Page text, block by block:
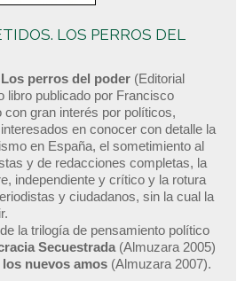
LOS PERROS DEL
perros del poder (Editorial
libro publicado por Francisco
con gran interés por políticos,
en conocer con detalle la
en España, el sometimiento al
y de redacciones completas, la
independiente y crítico y la rotura
y ciudadanos, sin la cual la
la trilogía de pensamiento político
Secuestrada (Almuzara 2005)
nuevos amos (Almuzara 2007).